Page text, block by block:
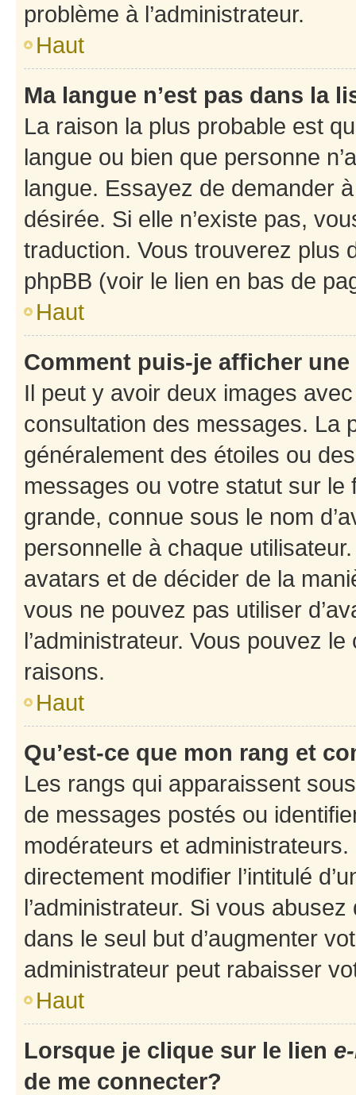
problème à l’administrateur.
Haut
Ma langue n’est pas dans la
La raison la plus probable est
langue ou bien que personne
langue. Essayez de demander
désirée. Si elle n’existe pas,
traduction. Vous trouverez plus
phpBB (voir le lien en bas de
Haut
Comment puis-je afficher
Il peut y avoir deux images
consultation des messages. La
généralement des étoiles ou
messages ou votre statut sur
grande, connue sous le nom
personnelle à chaque utilisateur.
avatars et de décider de la
vous ne pouvez pas utiliser
l’administrateur. Vous pouvez
raisons.
Haut
Qu’est-ce que mon rang et
Les rangs qui apparaissent
de messages postés ou
modérateurs et
directement modifier l’intitulé
l’administrateur. Si vous
dans le seul but d’augmenter
administrateur peut rabaisser
Haut
Lorsque je clique sur le lien
de me connecter?